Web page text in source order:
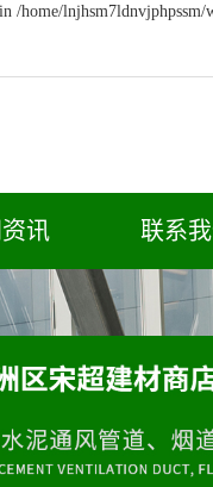
/home/
讯 联系我